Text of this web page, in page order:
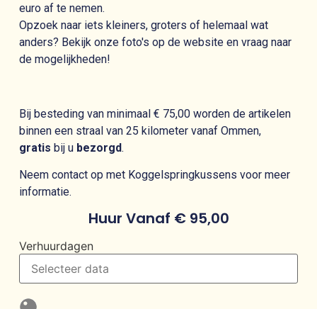
euro af te nemen.
Opzoek naar iets kleiners, groters of helemaal wat
anders? Bekijk onze foto's op de website en vraag naar
de mogelijkheden!
Bij besteding van minimaal € 75,00 worden de artikelen
binnen een straal van 25 kilometer vanaf Ommen,
gratis bij u bezorgd.
Neem contact op met Koggelspringkussens voor meer
informatie.
Huur Vanaf €95,00
Verhuurdagen